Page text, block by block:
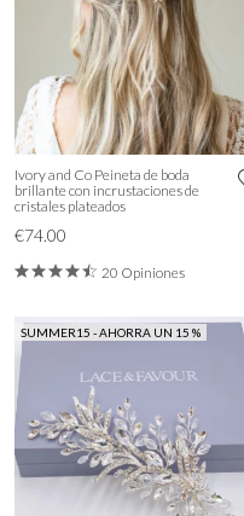
Ivory and Co Peineta de boda
brillante con incrustaciones de
cristales plateados
€74.00
20 Opiniones
SUMMER15 - AHORRA UN 15 %